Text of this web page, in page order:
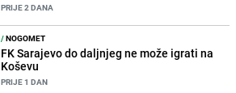
PRIJE 2 DANA
/NOGOMET
FK Sarajevo do daljnjeg ne može igrati na
Koševu
PRIJE 1 DAN